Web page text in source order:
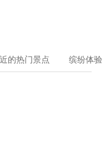
的热门景点 缤纷体验